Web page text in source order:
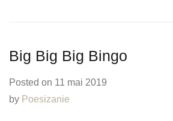
Big Big Big Bingo
Posted on 11 mai 2019
by Poesizanie